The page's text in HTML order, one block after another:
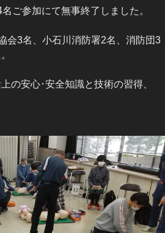
ご参加にて無事終了しました。
会3名、小石川消防署2名、消防団3
の安心･安全知識と技術の習得、